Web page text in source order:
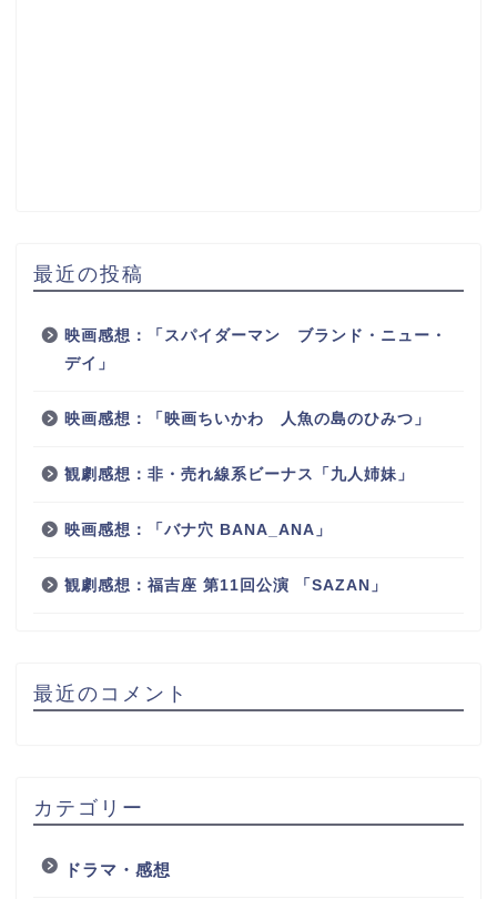
最近の投稿
映画感想：「スパイダーマン ブランド・ニュー・
デイ」
映画感想：「映画ちいかわ 人魚の島のひみつ」
観劇感想：非・売れ線系ビーナス「九人姉妹」
映画感想：「バナ穴 BANA_ANA」
観劇感想：福吉座 第11回公演 「SAZAN」
最近のコメント
カテゴリー
ドラマ・感想